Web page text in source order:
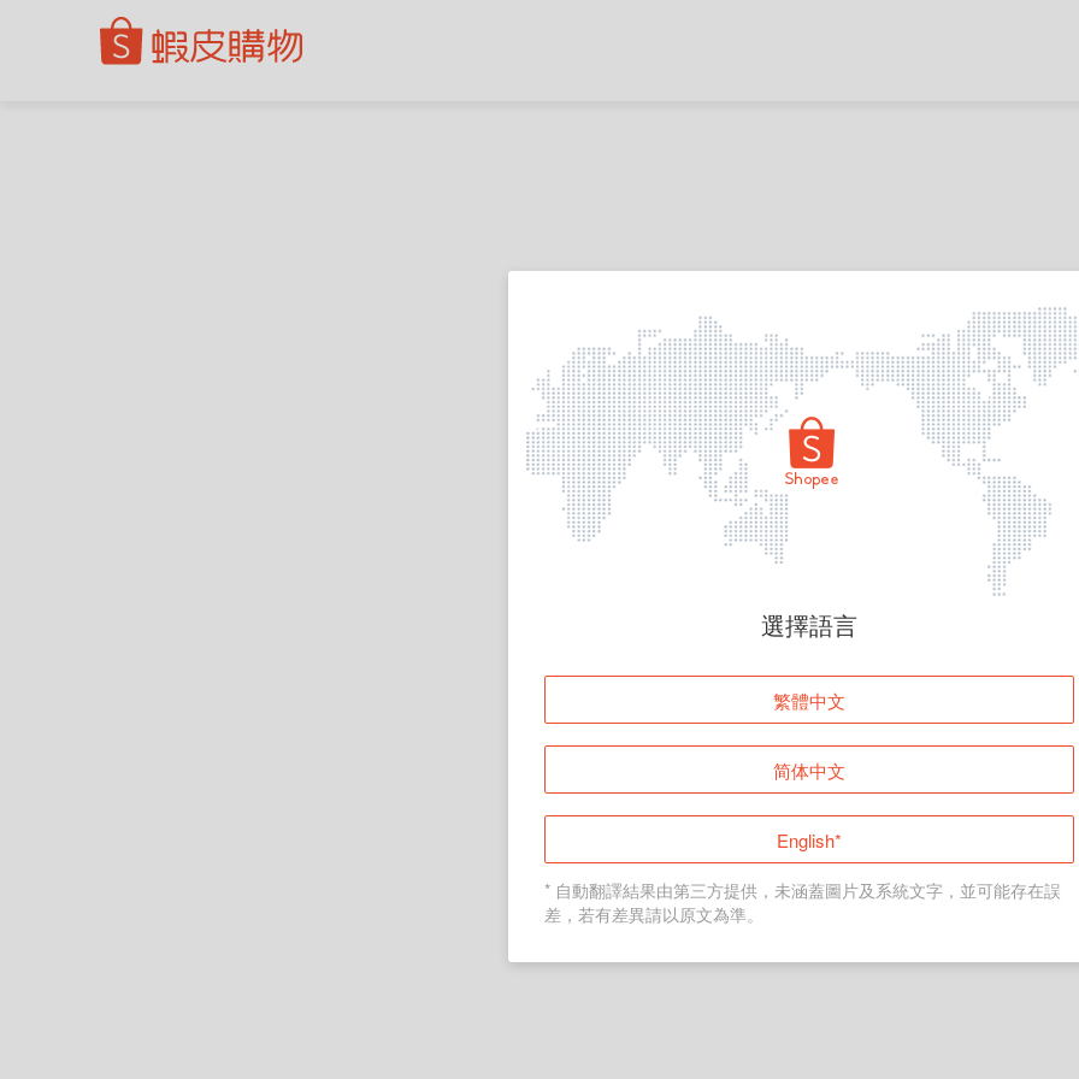
頁面無法顯示
登入
返回首頁
選擇語言
繁體中文
简体中文
English*
* 自動翻譯結果由第三方提供，未涵蓋圖片及系統文字，並可能存在誤
差，若有差異請以原文為準。